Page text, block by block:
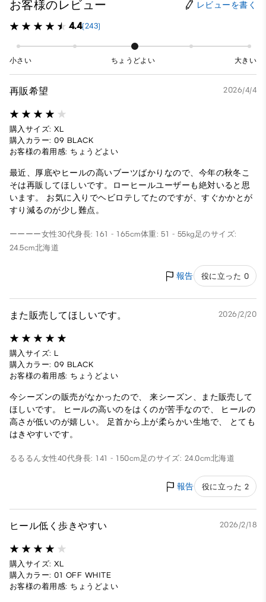
お客様のレビュー レビューを書く
4.4(243)
小さい ちょうどよい 大きい
再販希望 2026/4/4
購入サイズ: XL
購入カラー: 09 BLACK
お客様の着用感: ちょうどよい
最近、厚底やヒールの高いブーツばかりなので、今年の秋冬こ
そは再販してほしいです。ローヒールユーザーも絶対いると思
います。 お気に入りでヘビロテしてたのですが、すぐかかとが
すり減るのが少し難点。
ーーーー女性30代身長: 161 - 165cm体重: 51 - 55kg足のサイズ:
24.5cm北海道
報告 役に立った 0
また販売してほしいです。 2026/2/20
購入サイズ: L
購入カラー: 09 BLACK
お客様の着用感: ちょうどよい
今シーズンの販売がなかったので、 来シーズン、また販売して
ほしいです。 ヒールの高いのをはくのが苦手なので、 ヒールの
高さが低いのが嬉しい。 足首から上が柔らかい生地で、 とても
はきやすいです。
るるるん女性40代身長: 141 - 150cm足のサイズ: 24.0cm北海道
報告 役に立った 2
ヒール低く歩きやすい 2026/2/18
購入サイズ: XL
購入カラー: 01 OFF WHITE
お客様の着用感: ちょうどよい